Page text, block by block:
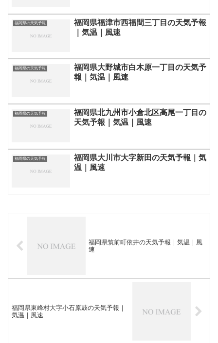
福岡県の天気予報
福岡県福津市西福間三丁目の天気予報
｜気温｜風速
福岡県の天気予報
福岡県大野城市白木原一丁目の天気予
報｜気温｜風速
福岡県の天気予報
福岡県北九州市小倉北区高尾一丁目の
天気予報｜気温｜風速
福岡県の天気予報
福岡県大川市大字新田の天気予報｜気
温｜風速
福岡県筑前町依井の天気予報｜気温｜風
速
福岡県東峰村大字小石原鼓の天気予報｜
気温｜風速